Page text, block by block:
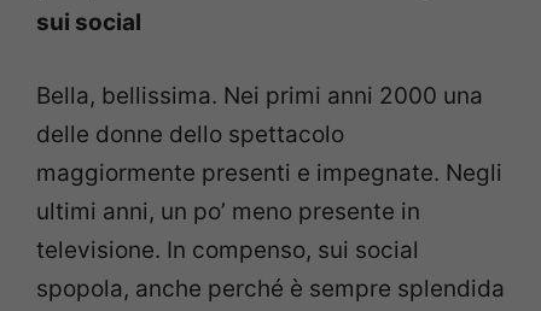
sui social
Bella, bellissima. Nei primi anni 2000 una
delle donne dello spettacolo
maggiormente presenti e impegnate. Negli
ultimi anni, un po’ meno presente in
televisione. In compenso, sui social
spopola, anche perché è sempre splendida